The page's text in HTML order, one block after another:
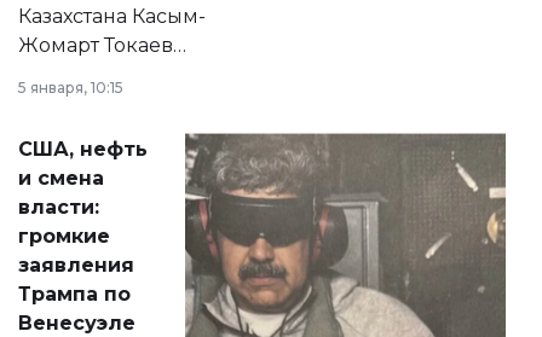
Казахстана Касым-
Жомарт Токаев
сразу несколько
актуальных тем —
от слухов о
политических
реформах до
вопросов армии,
экономики и
личного здоровья.
5 января, 10:15
США, нефть
и смена
власти:
громкие
заявления
Трампа по
Венесуэле